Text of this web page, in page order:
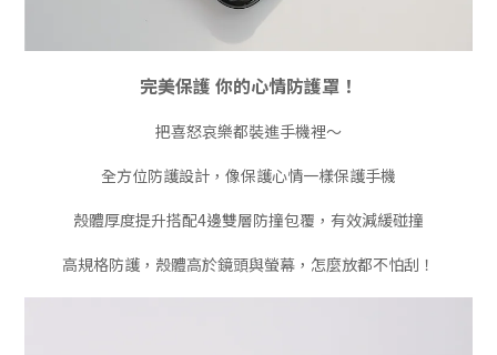
完美保護 你的心情防護罩！
把喜怒哀樂都裝進手機裡～
全方位防護設計，像保護心情一樣保護手機
殼體厚度提升搭配4邊雙層防撞包覆，有效減緩碰撞
高規格防護，殼體高於鏡頭與螢幕，怎麼放都不怕刮！